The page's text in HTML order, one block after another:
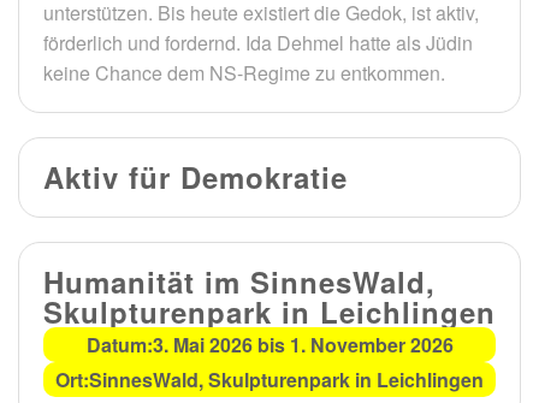
unterstützen. Bis heute existiert die Gedok, ist aktiv,
förderlich und fordernd. Ida Dehmel hatte als Jüdin
keine Chance dem NS-Regime zu entkommen.
Aktiv für Demokratie
Humanität im SinnesWald,
Skulpturenpark in Leichlingen
Datum:3. Mai 2026 bis 1. November 2026
Ort:SinnesWald, Skulpturenpark in Leichlingen